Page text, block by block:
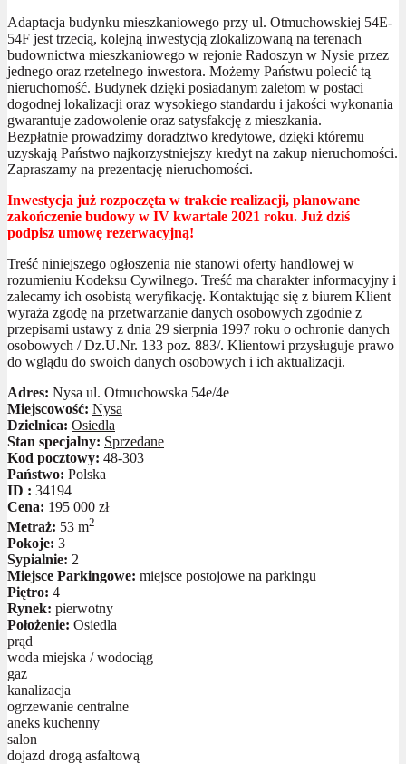
Adaptacja budynku mieszkaniowego przy ul. Otmuchowskiej 54E-
54F jest trzecią, kolejną inwestycją zlokalizowaną na terenach
budownictwa mieszkaniowego w rejonie Radoszyn w Nysie przez
jednego oraz rzetelnego inwestora. Możemy Państwu polecić tą
nieruchomość. Budynek dzięki posiadanym zaletom w postaci
dogodnej lokalizacji oraz wysokiego standardu i jakości wykonania
gwarantuje zadowolenie oraz satysfakcję z mieszkania.
Bezpłatnie prowadzimy doradztwo kredytowe, dzięki któremu
uzyskają Państwo najkorzystniejszy kredyt na zakup nieruchomości.
Zapraszamy na prezentację nieruchomości.
Inwestycja już rozpoczęta w trakcie realizacji, planowane
zakończenie budowy w IV kwartale 2021 roku. Już dziś
podpisz umowę rezerwacyjną!
Treść niniejszego ogłoszenia nie stanowi oferty handlowej w
rozumieniu Kodeksu Cywilnego. Treść ma charakter informacyjny i
zalecamy ich osobistą weryfikację. Kontaktując się z biurem Klient
wyraża zgodę na przetwarzanie danych osobowych zgodnie z
przepisami ustawy z dnia 29 sierpnia 1997 roku o ochronie danych
osobowych / Dz.U.Nr. 133 poz. 883/. Klientowi przysługuje prawo
do wglądu do swoich danych osobowych i ich aktualizacji.
Adres: Nysa ul. Otmuchowska 54e/4e
Miejscowość: Nysa
Dzielnica: Osiedla
Stan specjalny: Sprzedane
Kod pocztowy: 48-303
Państwo: Polska
ID : 34194
Cena: 195 000 zł
Metraż: 53 m2
Pokoje: 3
Sypialnie: 2
Miejsce Parkingowe: miejsce postojowe na parkingu
Piętro: 4
Rynek: pierwotny
Położenie: Osiedla
prąd
woda miejska / wodociąg
gaz
kanalizacja
ogrzewanie centralne
aneks kuchenny
salon
dojazd drogą asfaltową